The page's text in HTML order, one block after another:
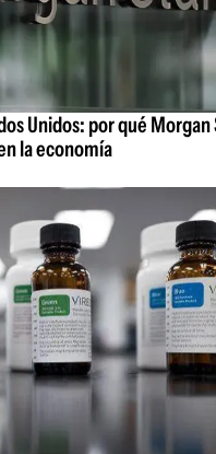
Unidos: por qué
la economía